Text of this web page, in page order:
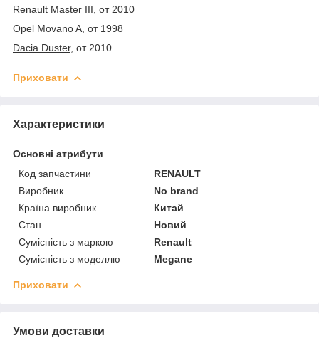
Renault Master III, от 2010
Opel Movano A, от 1998
Dacia Duster, от 2010
Приховати
Характеристики
Основні атрибути
Код запчастини
RENAULT
Виробник
No brand
Країна виробник
Китай
Стан
Новий
Сумісність з маркою
Renault
Сумісність з моделлю
Megane
Приховати
Умови доставки